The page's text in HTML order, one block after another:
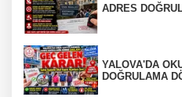
ADRES
YALOVA'DA
DOĞRULAMA